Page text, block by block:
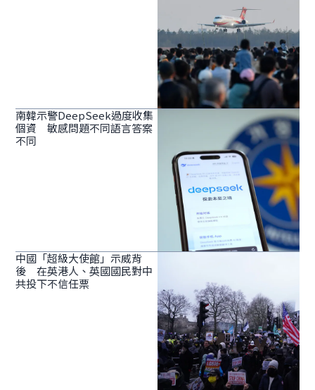
南韓示警DeepSeek過度收集
個資 敏感問題不同語言答案
不同
中國「超級大使館」示威背
後 在英港人、英國國民對中
共投下不信任票